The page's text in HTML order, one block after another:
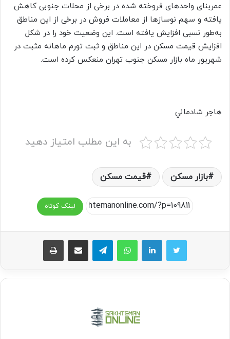
عمربنای واحدهای فروخته شده در برخی از محلات جنوبی کاهش
یافته و سهم نوسازها از معاملات فروش در برخی از این مناطق
به‌طور نسبی افزایش یافته است. این وضعیت خود را در شکل
افزایش قیمت مسکن در این مناطق و ثبت تورم ماهانه مثبت در
شهریور ماه بازار مسکن جنوب تهران منعکس کرده است.
هاجر شادماني
به این مطلب امتیاز دهید
بازار مسکن قیمت مسکن
لینک کوتاه
واتس آپ تلگرام اشتراک گذاری از طریق ایمیل چاپ